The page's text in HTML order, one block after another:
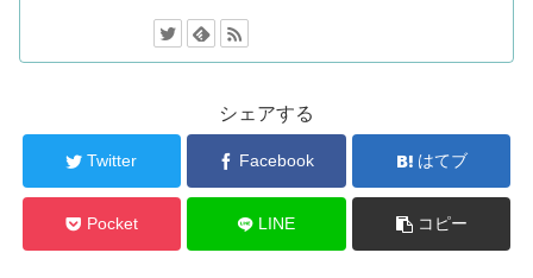
シェアする
Twitter Facebook はてブ
Pocket LINE コピー